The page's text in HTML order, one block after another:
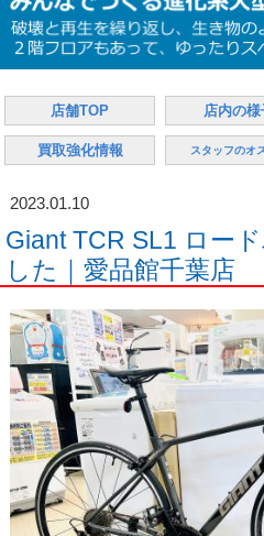
店舗TOP 店内の様
買取強化情報 スタッフのオ
2023.01.10
Giant TCR SL1 ロー
した｜愛品館千葉店